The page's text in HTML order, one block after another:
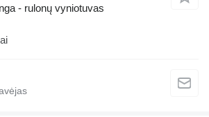
- rulonų vyniotuvas